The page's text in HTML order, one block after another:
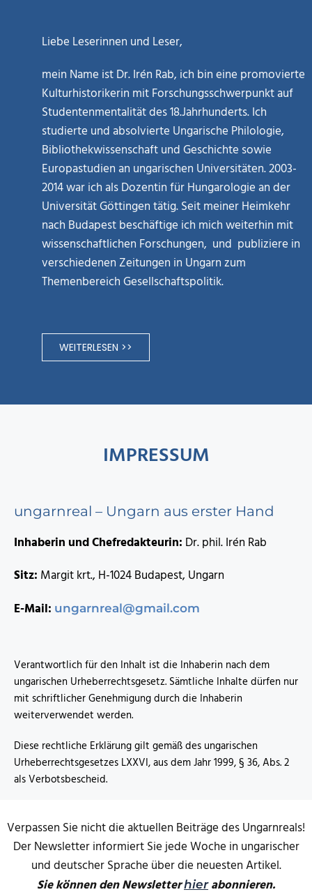
Liebe Leserinnen und Leser,
mein Name ist Dr. Irén Rab, ich bin eine promovierte
Kulturhistorikerin mit Forschungsschwerpunkt auf
Studentenmentalität des 18.Jahrhunderts. Ich
studierte und absolvierte Ungarische Philologie,
Bibliothekwissenschaft und Geschichte sowie
Europastudien an ungarischen Universitäten. 2003-
2014 war ich als Dozentin für Hungarologie an der
Universität Göttingen tätig. Seit meiner Heimkehr
nach Budapest beschäftige ich mich weiterhin mit
wissenschaftlichen Forschungen, und publiziere in
verschiedenen Zeitungen in Ungarn zum
Themenbereich Gesellschaftspolitik.
WEITERLESEN >>
IMPRESSUM
ungarnreal – Ungarn aus erster Hand
Inhaberin und Chefredakteurin: Dr. phil. Irén Rab
Sitz: Margit krt., H-1024 Budapest, Ungarn
E-Mail: ungarnreal@gmail.com
Verantwortlich für den Inhalt ist die Inhaberin nach dem
ungarischen Urheberrechtsgesetz. Sämtliche Inhalte dürfen nur
mit schriftlicher Genehmigung durch die Inhaberin
weiterverwendet werden.
Diese rechtliche Erklärung gilt gemäß des ungarischen
Urheberrechtsgesetzes LXXVI, aus dem Jahr 1999, § 36, Abs. 2
als Verbotsbescheid.
Verpassen Sie nicht die aktuellen Beiträge des Ungarnreals!
Der Newsletter informiert Sie jede Woche in ungarischer
und deutscher Sprache über die neuesten Artikel.
Sie können den Newsletterhierabonnieren.